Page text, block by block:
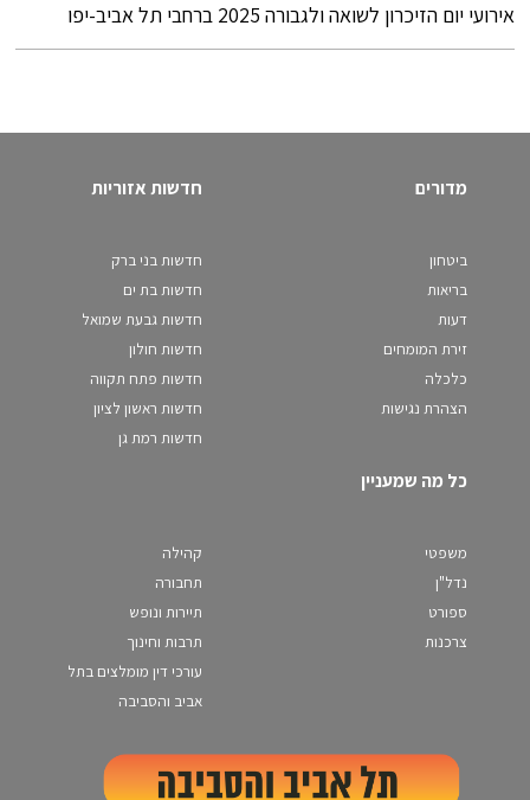
אירועי יום הזיכרון לשואה ולגבורה 2025 ברחבי תל אביב-יפו
מדורים
ביטחון
בריאות
דעות
זירת המומחים
כלכלה
הצהרת נגישות
חדשות אזוריות
חדשות בני ברק
חדשות בת ים
חדשות גבעת שמואל
חדשות חולון
חדשות פתח תקווה
חדשות ראשון לציון
חדשות רמת גן
כל מה שמעניין
משפטי
נדל"ן
ספורט
צרכנות
קהילה
תחבורה
תיירות ונופש
תרבות וחינוך
עורכי דין מומלצים בתל
אביב והסביבה